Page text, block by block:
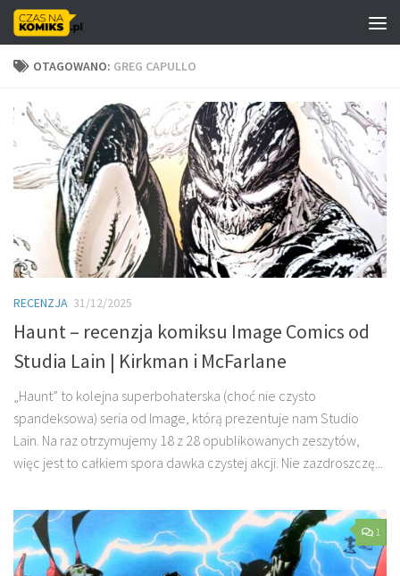
Skip to content
OTAGOWANO: GREG CAPULLO
RECENZJA 31/12/2025
Haunt – recenzja komiksu Image Comics od
Studia Lain | Kirkman i McFarlane
„Haunt” to kolejna superbohaterska (choć nie czysto
spandeksowa) seria od Image, którą prezentuje nam Studio
Lain. Na raz otrzymujemy 18 z 28 opublikowanych zeszytów,
więc jest to całkiem spora dawka czystej akcji. Nie zazdroszczę...
1